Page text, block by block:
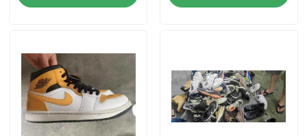
کفش مردانه دست دوم